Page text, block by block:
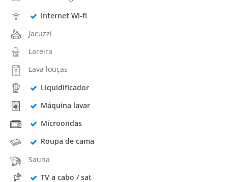
Internet Wi-fi
Jacuzzi
Lareira
Lava louças
Liquidificador
Máquina lavar
Microondas
Roupa de cama
Sauna
TV a cabo / sat